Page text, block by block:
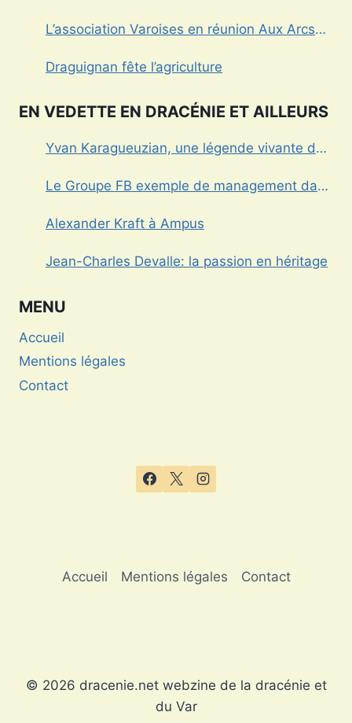
L’association Varoises en réunion Aux Arcs
Draguignan fête l’agriculture
EN VEDETTE EN DRACÉNIE ET AILLEURS
Yvan Karagueuzian, une légende vivante de
Le Groupe FB exemple de management dans
Alexander Kraft à Ampus
Jean-Charles Devalle: la passion en héritage
MENU
Accueil
Mentions légales
Contact
Accueil Mentions légales Contact
© 2026 dracenie.net webzine de la dracénie et
du Var